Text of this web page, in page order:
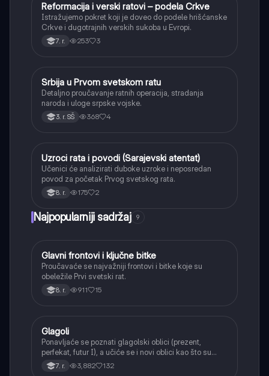
Istorija
Reformacija i verski ratovi – podela Crkve
Istražujemo pokret koji je doveo do podele hrišćanske
Crkve i dugotrajnih verskih sukoba u Evropi.
7. r. 253 3
Istorija
Srbija u Prvom svetskom ratu
Detaljno proučavanje ratnih operacija, stradanja
naroda i uloge srpske vojske.
3. r. SŠ 368 4
Istorija
Uzroci rata i povodi (Sarajevski atentat)
Učenici će analizirati duboke uzroke i neposredan
povod za početak Prvog svetskog rata.
8. r. 175 2
Najpopularniji sadržaj 9
Istorija
Glavni frontovi i ključne bitke
Proučavaće se najvažniji frontovi i bitke koje su
obeležile Prvi svetski rat.
8. r. 911 15
Srpski jezik
Glagoli
Ponavljaće se poznati glagolski oblici (prezent,
perfekat, futur I), a učiće se i novi oblici kao što su
aorist, imperfekat, pluskvamperfekat, futur II, kao i
glagolski prilozi i pridevi.
7. r. 3,882 132